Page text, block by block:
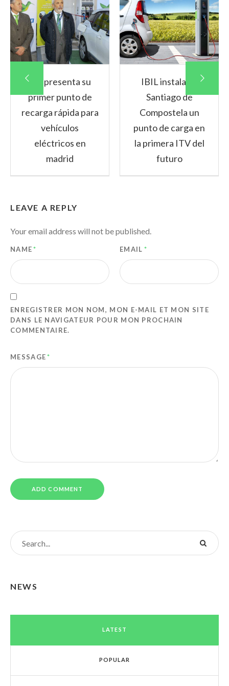
Gic presenta su
primer punto de
recarga rápida para
vehículos
eléctricos en
madrid
IBIL instala en
Santiago de
Compostela un
punto de carga en
la primera ITV del
futuro
LEAVE A REPLY
Your email address will not be published.
NAME * EMAIL *
ENREGISTRER MON NOM, MON E-MAIL ET MON SITE
DANS LE NAVIGATEUR POUR MON PROCHAIN
COMMENTAIRE.
MESSAGE*
NEWS
LATEST
POPULAR